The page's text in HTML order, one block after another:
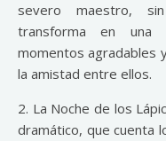
severo maestro,
transforma en una
momentos agradables
la amistad entre ellos.
2. La Noche de los
dramático, que cuenta